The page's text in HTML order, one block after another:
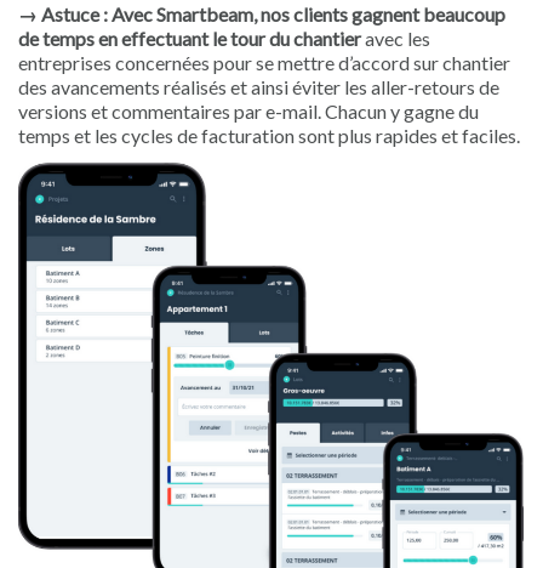
→ Astuce : Avec Smartbeam, nos clients gagnent beaucoup
de temps en effectuant le tour du chantieravec les
entreprises concernées pour se mettre d’accord sur chantier
des avancements réalisés et ainsi éviter les aller-retours de
versions et commentaires par e-mail. Chacun y gagne du
temps et les cycles de facturation sont plus rapides et faciles.